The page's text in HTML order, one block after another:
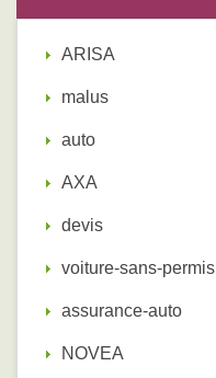
ARISA
malus
auto
AXA
devis
voiture-sans-permis
assurance-auto
NOVEA